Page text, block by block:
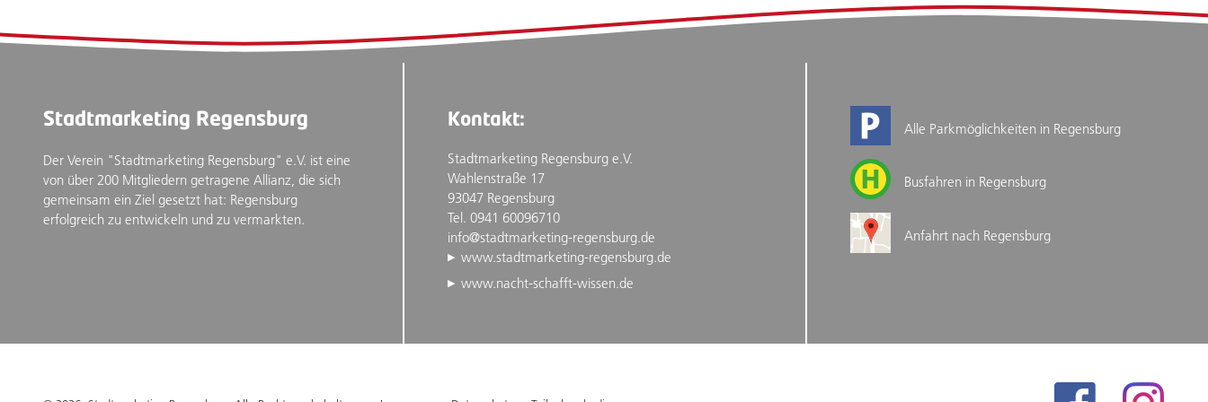
Stadtmarketing Regensburg
Der Verein "Stadtmarketing Regensburg" e.V. ist eine
von über 200 Mitgliedern getragene Allianz, die sich
gemeinsam ein Ziel gesetzt hat: Regensburg
erfolgreich zu entwickeln und zu vermarkten.
Kontakt:
Stadtmarketing Regensburg e.V.
Wahlenstraße 17
93047 Regensburg
Tel. 0941 60096710
info@stadtmarketing-regensburg.de
www.stadtmarketing-regensburg.de
www.nacht-schafft-wissen.de
Alle Parkmöglichkeiten in Regensburg
Busfahren in Regensburg
Anfahrt nach Regensburg